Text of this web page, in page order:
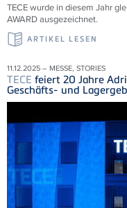
TECE wurde in diesem Jahr
AWARD ausgezeichnet.
ARTIKEL LESEN
11.12.2025 – MESSE, STORIES
TECE feiert 20 Jahre
Geschäfts- und